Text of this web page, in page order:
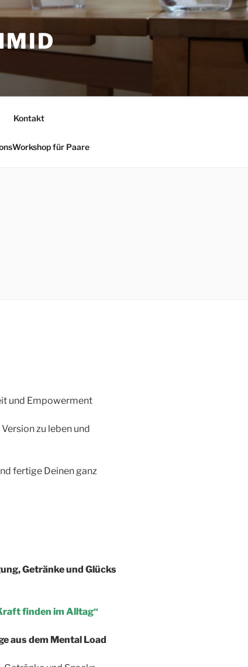
Kontakt
für Paare
und Empowerment
zu leben und
fertige Deinen ganz
Getränke und Glücks
finden im Alltag“
aus dem Mental Load